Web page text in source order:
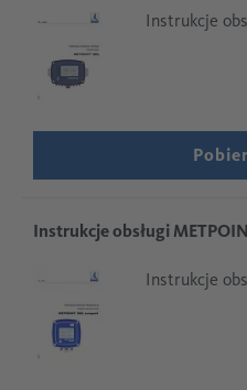
Instrukcje
Instrukcje obsługi
Instrukcje